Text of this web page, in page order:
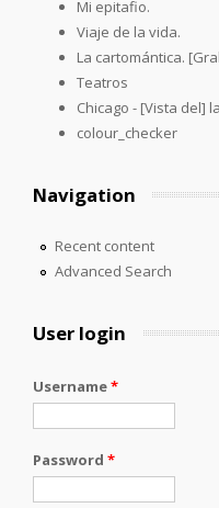
Mi epitafio.
Viaje de la vida.
La cartomántica.
Teatros
Chicago - [Vista del]
colour_checker
Navigation
Recent content
Advanced Search
User login
Username*
Password *